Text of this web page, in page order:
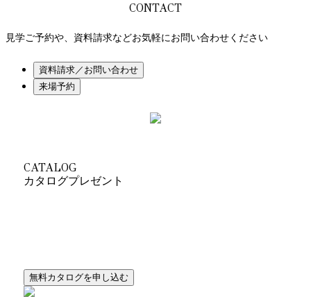
CONTACT
見学ご予約や、資料請求などお気軽にお問い合わせください
CATALOG
カタログプレゼント